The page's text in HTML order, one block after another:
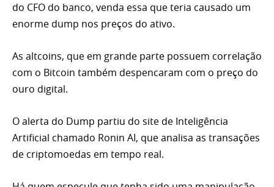
do CFO do banco, venda essa que teria causado um
enorme dump nos preços do ativo.
As altcoins, que em grande parte possuem correlação
com o Bitcoin também despencaram com o preço do
ouro digital.
O alerta do Dump partiu do site de Inteligência
Artificial chamado Ronin AI, que analisa as transações
de criptomoedas em tempo real.